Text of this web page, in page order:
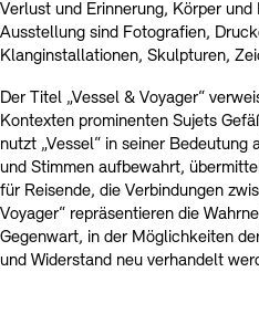
Verlust und Erinnerung, Körper
Ausstellung sind Fotografien,
Klanginstallationen, Skulpturen,
Der Titel „Vessel & Voyager“
Kontexten prominenten Sujets
nutzt „Vessel“ in seiner
und Stimmen aufbewahrt,
für Reisende, die Verbindungen
Voyager“ repräsentieren die
Gegenwart, in der Möglichkeiten
und Widerstand neu verhandelt